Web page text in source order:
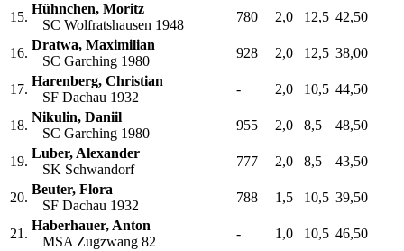
15.
Hühnchen, Moritz
SC Wolfratshausen 1948
780 2,0 12,5 42,50
16.
Dratwa, Maximilian
SC Garching 1980
928 2,0 12,5 38,00
17.
Harenberg, Christian
SF Dachau 1932
- 2,0 10,5 44,50
18.
Nikulin, Daniil
SC Garching 1980
955 2,0 8,5 48,50
19.
Luber, Alexander
SK Schwandorf
777 2,0 8,5 43,50
20.
Beuter, Flora
SF Dachau 1932
788 1,5 10,5 39,50
21.
Haberhauer, Anton
MSA Zugzwang 82
- 1,0 10,5 46,50